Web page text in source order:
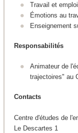
Travail et
Émotions au
Enseignement
Responsabilités
Animateur de
trajectoires" au
Contacts
Centre d'études de
Le Descartes 1